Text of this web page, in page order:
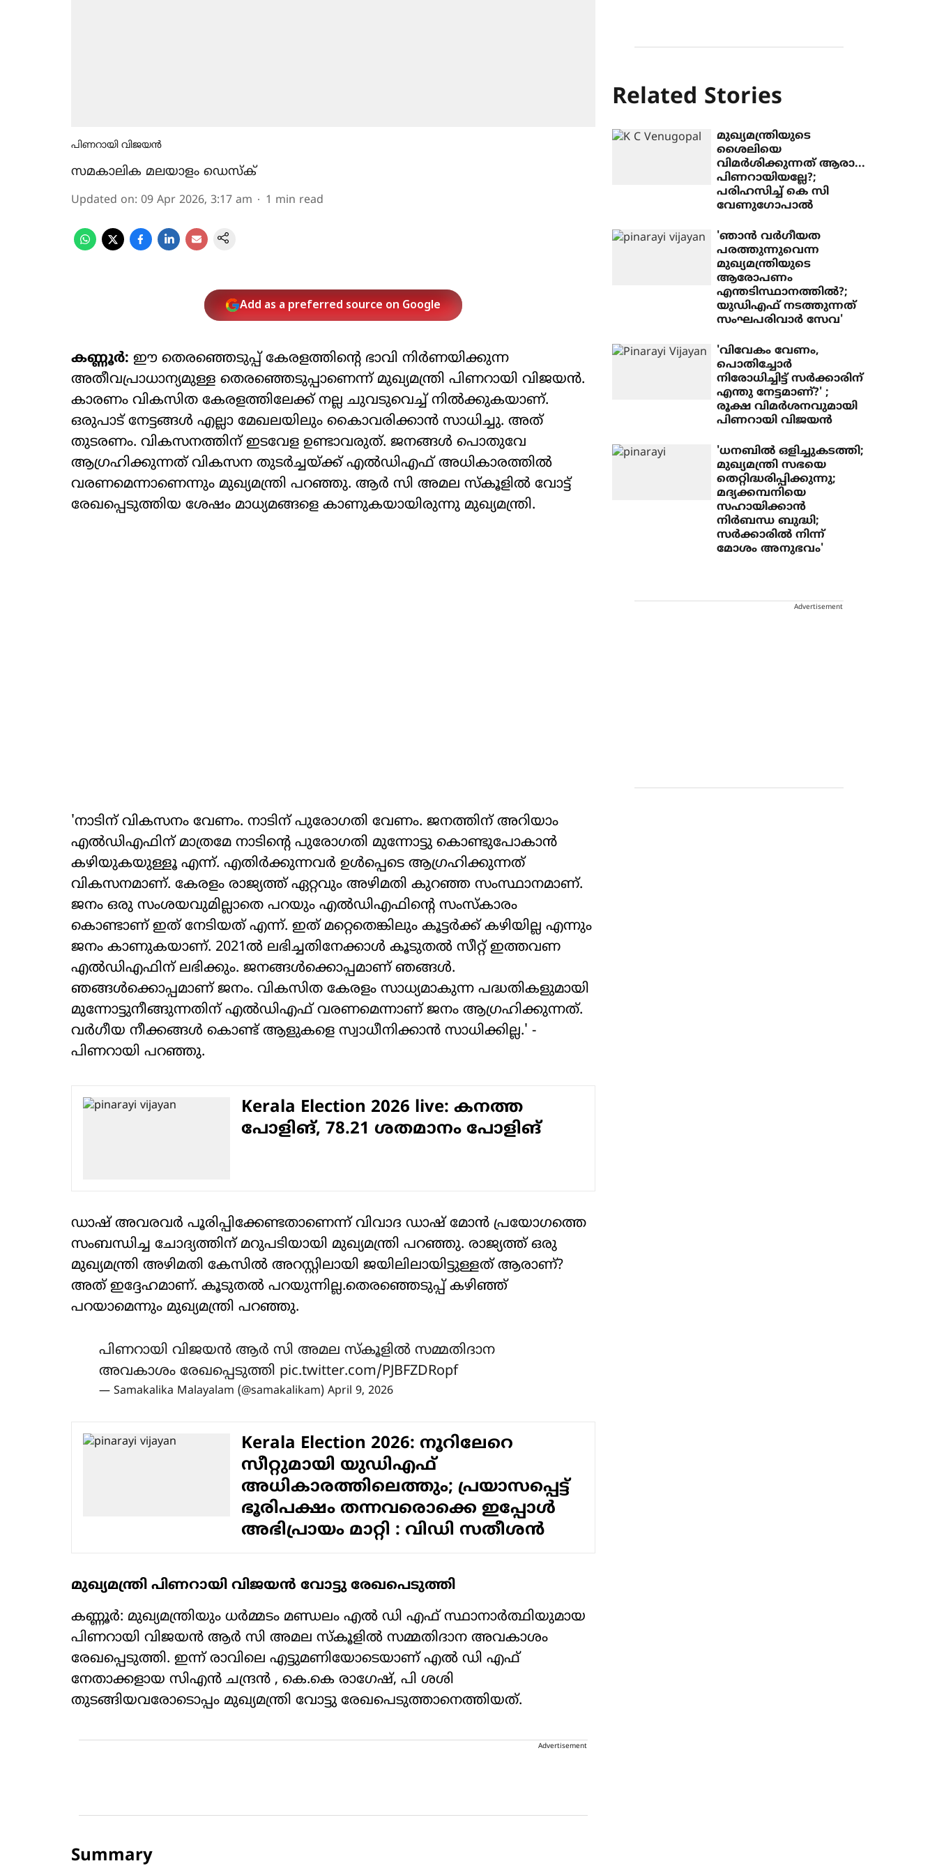
പിണറായി വിജയന്‍
സമകാലിക മലയാളം ഡെസ്ക്
Updated on: 09 Apr 2026, 3:17 am 1 min read
Add as a preferred source on Google
കണ്ണൂര്‍: ഈ തെരഞ്ഞെടുപ്പ് കേരളത്തിന്റെ ഭാവി നിര്‍ണയിക്കുന്ന
അതീവപ്രാധാന്യമുള്ള തെരഞ്ഞെടുപ്പാണെന്ന് മുഖ്യമന്ത്രി പിണറായി വിജയന്‍.
കാരണം വികസിത കേരളത്തിലേക്ക് നല്ല ചുവടുവെച്ച് നില്‍ക്കുകയാണ്.
ഒരുപാട് നേട്ടങ്ങള്‍ എല്ലാ മേഖലയിലും കൈാവരിക്കാന്‍ സാധിച്ചു. അത്
തുടരണം. വികസനത്തിന് ഇടവേള ഉണ്ടാവരുത്. ജനങ്ങള്‍ പൊതുവേ
ആഗ്രഹിക്കുന്നത് വികസന തുടര്‍ച്ചയ്ക്ക് എല്‍ഡിഎഫ് അധികാരത്തില്‍
വരണമെന്നാണെന്നും മുഖ്യമന്ത്രി പറഞ്ഞു. ആര്‍ സി അമല സ്‌കൂളില്‍ വോട്ട്
രേഖപ്പെടുത്തിയ ശേഷം മാധ്യമങ്ങളെ കാണുകയായിരുന്നു മുഖ്യമന്ത്രി.
'നാടിന് വികസനം വേണം. നാടിന് പുരോഗതി വേണം. ജനത്തിന് അറിയാം
എല്‍ഡിഎഫിന് മാത്രമേ നാടിന്റെ പുരോഗതി മുന്നോട്ടു കൊണ്ടുപോകാന്‍
കഴിയുകയുള്ളൂ എന്ന്. എതിര്‍ക്കുന്നവര്‍ ഉള്‍പ്പെടെ ആഗ്രഹിക്കുന്നത്
വികസനമാണ്. കേരളം രാജ്യത്ത് ഏറ്റവും അഴിമതി കുറഞ്ഞ സംസ്ഥാനമാണ്.
ജനം ഒരു സംശയവുമില്ലാതെ പറയും എല്‍ഡിഎഫിന്റെ സംസ്‌കാരം
കൊണ്ടാണ് ഇത് നേടിയത് എന്ന്. ഇത് മറ്റെതെങ്കിലും കൂട്ടര്‍ക്ക് കഴിയില്ല എന്നും
ജനം കാണുകയാണ്. 2021ല്‍ ലഭിച്ചതിനേക്കാള്‍ കൂടുതല്‍ സീറ്റ് ഇത്തവണ
എല്‍ഡിഎഫിന് ലഭിക്കും. ജനങ്ങള്‍ക്കൊപ്പമാണ് ഞങ്ങള്‍.
ഞങ്ങള്‍ക്കൊപ്പമാണ് ജനം. വികസിത കേരളം സാധ്യമാകുന്ന പദ്ധതികളുമായി
മുന്നോട്ടുനീങ്ങുന്നതിന് എല്‍ഡിഎഫ് വരണമെന്നാണ് ജനം ആഗ്രഹിക്കുന്നത്.
വര്‍ഗീയ നീക്കങ്ങള്‍ കൊണ്ട് ആളുകളെ സ്വാധീനിക്കാന്‍ സാധിക്കില്ല.' -
പിണറായി പറഞ്ഞു.
Kerala Election 2026 live: കനത്ത
പോളിങ്, 78.21 ശതമാനം പോളിങ്
ഡാഷ് അവരവര്‍ പൂരിപ്പിക്കേണ്ടതാണെന്ന് വിവാദ ഡാഷ് മോന്‍ പ്രയോഗത്തെ
സംബന്ധിച്ച ചോദ്യത്തിന് മറുപടിയായി മുഖ്യമന്ത്രി പറഞ്ഞു. രാജ്യത്ത് ഒരു
മുഖ്യമന്ത്രി അഴിമതി കേസില്‍ അറസ്റ്റിലായി ജയിലിലായിട്ടുള്ളത് ആരാണ്?
അത് ഇദ്ദേഹമാണ്. കൂടുതല്‍ പറയുന്നില്ല.തെരഞ്ഞെടുപ്പ് കഴിഞ്ഞ്
പറയാമെന്നും മുഖ്യമന്ത്രി പറഞ്ഞു.
പിണറായി വിജയൻ ആർ സി അമല സ്‌കൂളിൽ സമ്മതിദാന
അവകാശം രേഖപ്പെടുത്തി pic.twitter.com/PJBFZDRopf
— Samakalika Malayalam (@samakalikam) April 9, 2026
Kerala Election 2026: നൂറിലേറെ
സീറ്റുമായി യുഡിഎഫ്
അധികാരത്തിലെത്തും; പ്രയാസപ്പെട്ട്
ഭൂരിപക്ഷം തന്നവരൊക്കെ ഇപ്പോൾ
അഭിപ്രായം മാറ്റി : വിഡി സതീശൻ
മുഖ്യമന്ത്രി പിണറായി വിജയൻ വോട്ടു രേഖപെടുത്തി
കണ്ണൂർ: മുഖ്യമന്ത്രിയും ധർമ്മടം മണ്ഡലം എൽ ഡി എഫ് സ്ഥാനാർത്ഥിയുമായ
പിണറായി വിജയൻ ആർ സി അമല സ്‌കൂളിൽ സമ്മതിദാന അവകാശം
രേഖപ്പെടുത്തി. ഇന്ന് രാവിലെ എട്ടുമണിയോടെയാണ് എൽ ഡി എഫ്
നേതാക്കളായ സിഎൻ ചന്ദ്രൻ , കെ.കെ രാഗേഷ്, പി ശശി
തുടങ്ങിയവരോടൊപ്പം മുഖ്യമന്ത്രി വോട്ടു രേഖപെടുത്താനെത്തിയത്.
Advertisement
Summary
Related Stories
മുഖ്യമന്ത്രിയുടെ
ശൈലിയെ
വിമര്‍ശിക്കുന്നത് ആരാ...
പിണറായിയല്ലേ?;
പരിഹസിച്ച് കെ സി
വേണുഗോപാല്‍
'ഞാന്‍ വര്‍ഗീയത
പരത്തുന്നുവെന്ന
മുഖ്യമന്ത്രിയുടെ
ആരോപണം
എന്തടിസ്ഥാനത്തില്‍?;
യുഡിഎഫ് നടത്തുന്നത്
സംഘപരിവാര്‍ സേവ'
'വിവേകം വേണം,
പൊതിച്ചോര്‍
നിരോധിച്ചിട്ട് സര്‍ക്കാരിന്
എന്തു നേട്ടമാണ്?' ;
രൂക്ഷ വിമര്‍ശനവുമായി
പിണറായി വിജയന്‍
'ധനബില്‍ ഒളിച്ചുകടത്തി;
മുഖ്യമന്ത്രി സഭയെ
തെറ്റിദ്ധരിപ്പിക്കുന്നു;
മദ്യക്കമ്പനിയെ
സഹായിക്കാന്‍
നിര്‍ബന്ധ ബുദ്ധി;
സര്‍ക്കാരില്‍ നിന്ന്
മോശം അനുഭവം'
Advertisement